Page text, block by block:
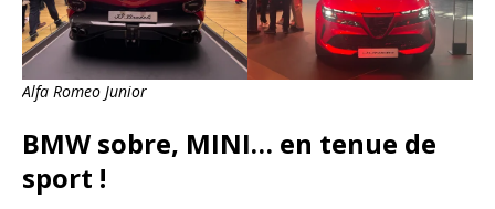
Alfa Romeo Junior
BMW sobre, MINI… en tenue de
sport !